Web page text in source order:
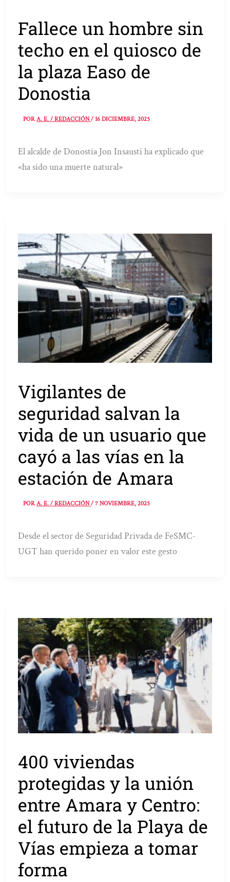
Fallece un hombre sin
techo en el quiosco de
la plaza Easo de
Donostia
PORA. E. / REDACCIÓN/16 DICIEMBRE, 2025
El alcalde de Donostia Jon Insausti ha explicado que
«ha sido una muerte natural»
Vigilantes de
seguridad salvan la
vida de un usuario que
cayó a las vías en la
estación de Amara
PORA. E. / REDACCIÓN/7 NOVIEMBRE, 2025
Desde el sector de Seguridad Privada de FeSMC-
UGT han querido poner en valor este gesto
400 viviendas
protegidas y la unión
entre Amara y Centro:
el futuro de la Playa de
Vías empieza a tomar
forma